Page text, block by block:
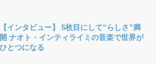
【インタビュー】 5枚目にして“らしさ”満
開 ナオト・インティライミの音楽で世界が
ひとつになる